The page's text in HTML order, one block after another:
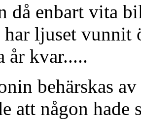
då enbart vita
har ljuset
år kvar.....
behärskas
att någon hade